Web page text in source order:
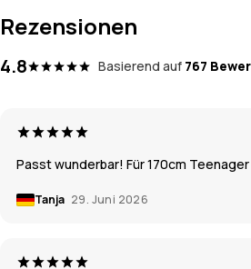
Rezensionen
4.8 Basierend auf 767
Passt wunderbar! Für 170cm Teenager
Tanja 29. Juni 2026